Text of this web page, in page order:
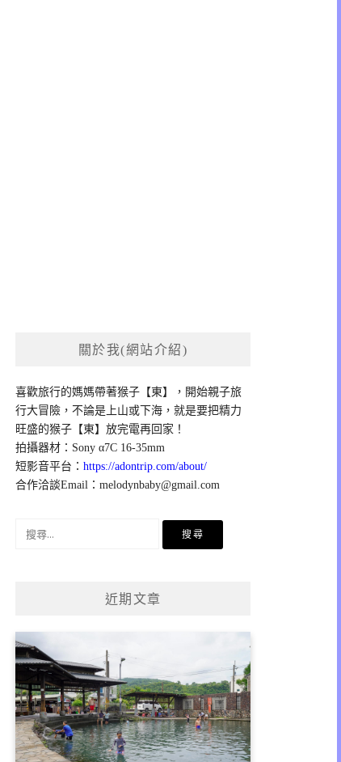
關於我(網站介紹)
喜歡旅行的媽媽帶著猴子【東】，開始親子旅
行大冒險，不論是上山或下海，就是要把精力
旺盛的猴子【東】放完電再回家！
拍攝器材：Sony α7C 16-35mm
短影音平台：https://adontrip.com/about/
合作洽談Email：melodynbaby@gmail.com
近期文章